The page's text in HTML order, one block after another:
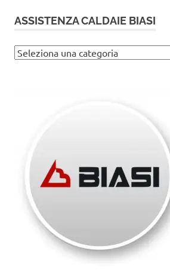
ASSISTENZA CALDAIE BIASI
Assistenza